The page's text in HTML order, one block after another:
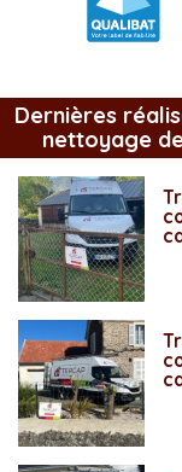
Dernières
nettoyage